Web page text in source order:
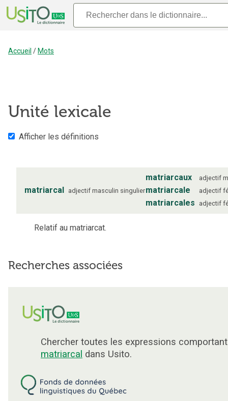
Accueil / Mots
Unité lexicale
Afficher les définitions
matriarcal adjectif masculin singulier
matriarcaux adjectif
matriarcale adjectif
matriarcales adjectif
Relatif au matriarcat.
Recherches associées
Chercher toutes les expressions
matriarcal dans Usito.